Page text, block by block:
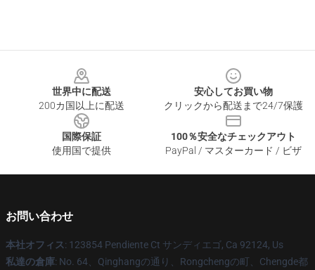
世界中に配送
200カ国以上に配送
安心してお買い物
クリックから配送まで24/7保護
国際保証
使用国で提供
100％安全なチェックアウト
PayPal / マスターカード / ビザ
お問い合わせ
本社オフィス: 123854 Pendiente Ct サンディエゴ, Ca 92124, Us
私達の倉庫: No. 64、Qinghangの通り、Rongchengの町、Chengde都